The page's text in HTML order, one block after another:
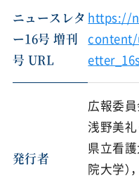
ニュースレタ
ー16号 増刊
号 URL
https://
content/
発行者
広報委
浅野美礼
県立看護
院大学）